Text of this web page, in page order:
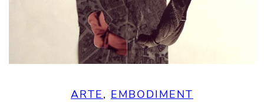
ARTE, EMBODIMENT